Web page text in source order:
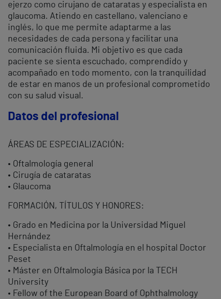
ejerzo como cirujano de cataratas y especialista en
glaucoma. Atiendo en castellano, valenciano e
inglés, lo que me permite adaptarme a las
necesidades de cada persona y facilitar una
comunicación fluida. Mi objetivo es que cada
paciente se sienta escuchado, comprendido y
acompañado en todo momento, con la tranquilidad
de estar en manos de un profesional comprometido
con su salud visual.
Datos del profesional
ÁREAS DE ESPECIALIZACIÓN:
• Oftalmología general
• Cirugía de cataratas
• Glaucoma
FORMACIÓN, TÍTULOS Y HONORES:
• Grado en Medicina por la Universidad Miguel
Hernández
• Especialista en Oftalmología en el hospital Doctor
Peset
• Máster en Oftalmología Básica por la TECH
University
• Fellow of the European Board of Ophthalmology